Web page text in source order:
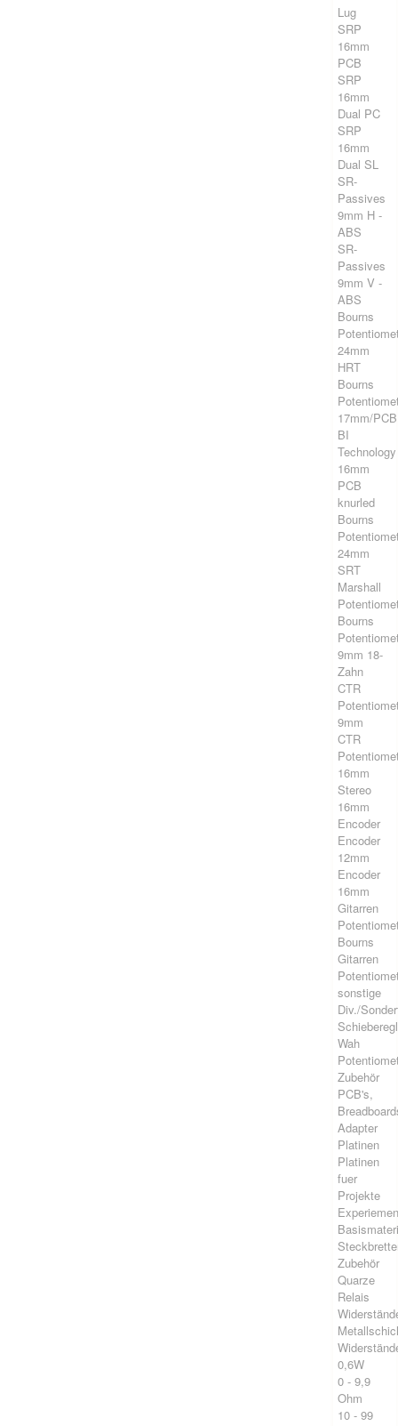
Lug
SRP
16mm
PCB
SRP
16mm
Dual PC
SRP
16mm
Dual SL
SR-
Passives
9mm H -
ABS
SR-
Passives
9mm V -
ABS
Bourns
24mm
HRT
Bourns
17mm/PCB
BI
Technology
16mm
PCB
knurled
Bourns
24mm
SRT
Marshall
Bourns
9mm 18-
Zahn
CTR
9mm
CTR
16mm
Stereo
16mm
Encoder
Encoder
12mm
Encoder
16mm
Gitarren
Bourns
Gitarren
sonstige
Div./
Wah
Zubehör
PCB's,
Adapter
Platinen
Platinen
fuer
Projekte
Zubehör
Quarze
Relais
0,6W
0 - 9,9
Ohm
10 - 99